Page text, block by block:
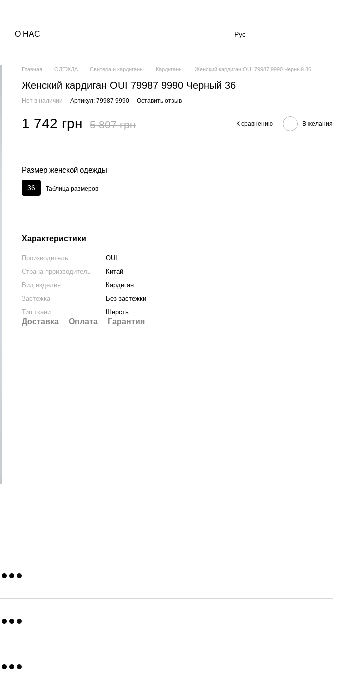
О НАС Рус
Главная ОДЕЖДА Свитера и кардиганы Кардиганы Женский кардиган OUI 79987 9990 Черный 36
Женский кардиган OUI 79987 9990 Черный 36
Нет в наличии Артикул: 79987 9990 Оставить отзыв
1 742 грн 5 807 грн К сравнению В желания
Размер женской одежды
36 Таблица размеров
Характеристики
Производитель
OUI
Страна производитель
Китай
Вид изделия
Кардиган
Застежка
Без застежки
Тип ткани
Шерсть
Доставка Оплата Гарантия